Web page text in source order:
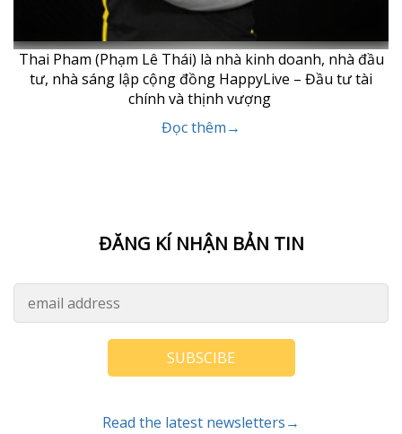
Thai Pham (Phạm Lê Thái) là nhà kinh doanh, nhà đầu
tư, nhà sáng lập cộng đồng HappyLive – Đầu tư tài
chính và thịnh vượng
Đọc thêm→
ĐĂNG KÍ NHẬN BẢN TIN
SUBSCIBE
Read the latest newsletters→